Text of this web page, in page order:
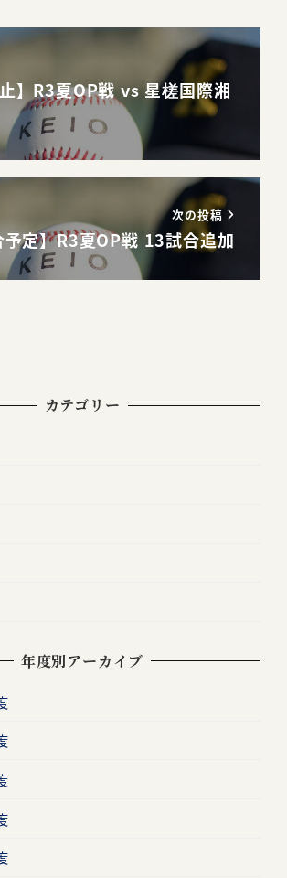
止】R3夏OP戦 vs 星槎国際湘
次の投稿
予定】R3夏OP戦 13試合追加
カテゴリー
年度別アーカイブ